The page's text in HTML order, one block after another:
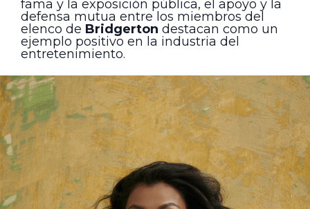
fama y la exposición pública, el apoyo y la
defensa mutua entre los miembros del
elenco de Bridgerton destacan como un
ejemplo positivo en la industria del
entretenimiento.